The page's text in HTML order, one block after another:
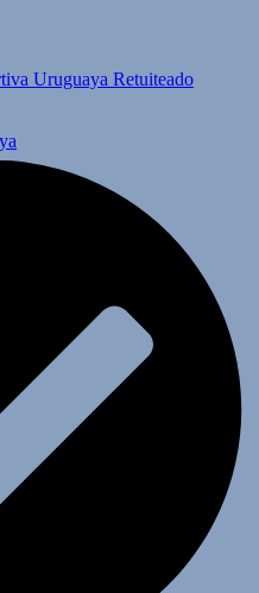
Uruguaya Retuiteado